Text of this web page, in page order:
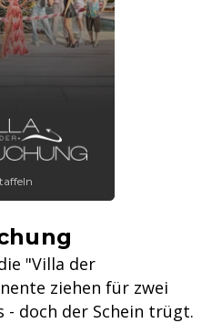
"Villa der
ziehen für zwei
- doch der Schein trügt.